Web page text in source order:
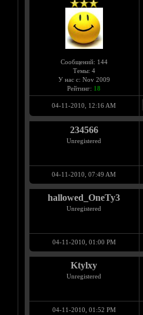
Сообщений: 144
Темы: 4
У нас с: Nov 2009
Рейтинг: 18
04-11-2010, 12:16 AM
234566
Unregistered
04-11-2010, 07:49 AM
hallowed_OneTy3
Unregistered
04-11-2010, 01:00 PM
Ktylxy
Unregistered
04-11-2010, 01:52 PM